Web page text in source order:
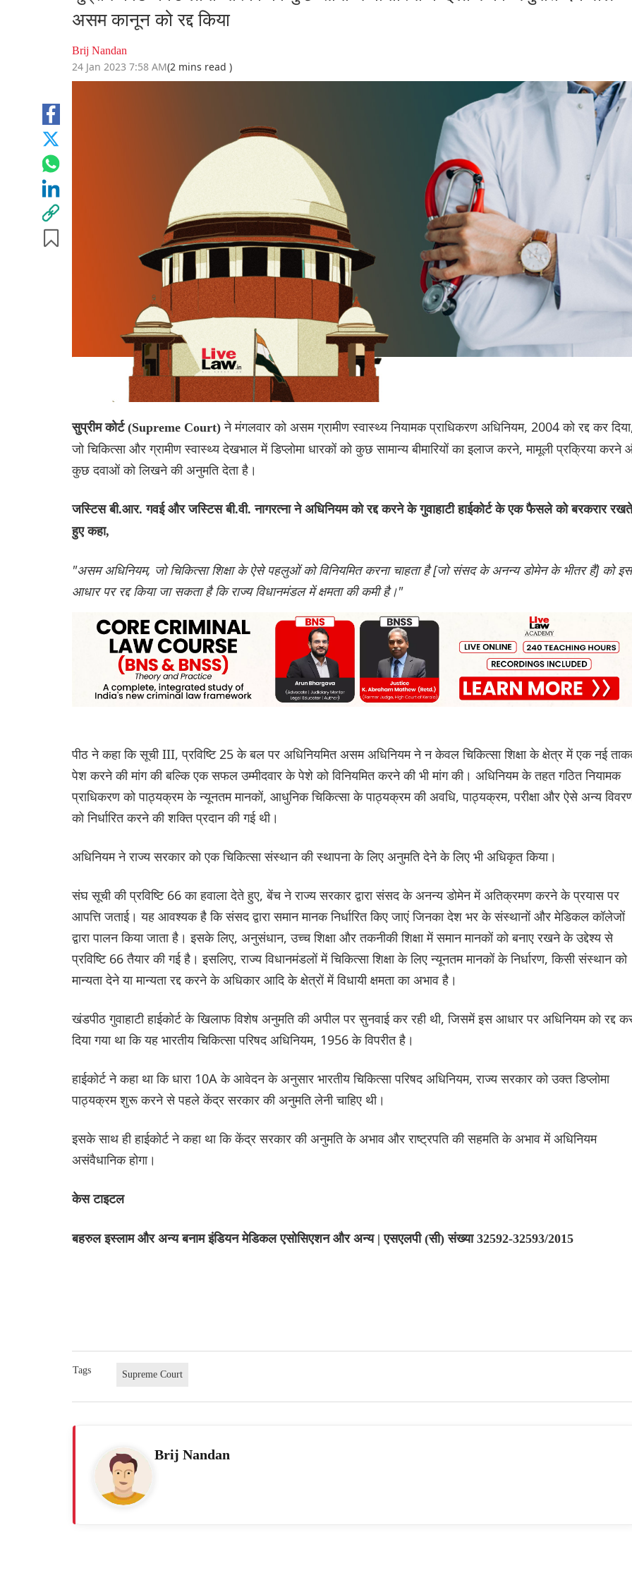
असम कानून को रद्द किया
Brij Nandan
24 Jan 2023 7:58 AM(2 mins read )
सुप्रीम कोर्ट (Supreme Court)ने मंगलवार को असम ग्रामीण स्वास्थ्य नियामक प्राधिकरण अधिनियम, 2004 को रद्द कर
जो चिकित्सा और ग्रामीण स्वास्थ्य देखभाल में डिप्लोमा धारकों को कुछ सामान्य बीमारियों का इलाज करने, मामूली प्रक्रिया करने
कुछ दवाओं को लिखने की अनुमति देता है।
जस्टिस बी.आर. गवई और जस्टिस बी.वी. नागरत्ना ने अधिनियम को रद्द करने के गुवाहाटी हाईकोर्ट के एक फैसले को बरकरार रखते
हुए कहा,
"असम अधिनियम, जो चिकित्सा शिक्षा के ऐसे पहलुओं को विनियमित करना चाहता है [जो संसद के अनन्य डोमेन के भीतर हैं] को इस
आधार पर रद्द किया जा सकता है कि राज्य विधानमंडल में क्षमता की कमी है।"
पीठ ने कहा कि सूची III, प्रविष्टि 25 के बल पर अधिनियमित असम अधिनियम ने न केवल चिकित्सा शिक्षा के क्षेत्र में एक नई
पेश करने की मांग की बल्कि एक सफल उम्मीदवार के पेशे को विनियमित करने की भी मांग की। अधिनियम के तहत गठित नियामक
प्राधिकरण को पाठ्यक्रम के न्यूनतम मानकों, आधुनिक चिकित्सा के पाठ्यक्रम की अवधि, पाठ्यक्रम, परीक्षा और ऐसे अन्य
को निर्धारित करने की शक्ति प्रदान की गई थी।
अधिनियम ने राज्य सरकार को एक चिकित्सा संस्थान की स्थापना के लिए अनुमति देने के लिए भी अधिकृत किया।
संघ सूची की प्रविष्टि 66 का हवाला देते हुए, बेंच ने राज्य सरकार द्वारा संसद के अनन्य डोमेन में अतिक्रमण करने के प्रयास पर
आपत्ति जताई। यह आवश्यक है कि संसद द्वारा समान मानक निर्धारित किए जाएं जिनका देश भर के संस्थानों और मेडिकल कॉलेजों
द्वारा पालन किया जाता है। इसके लिए, अनुसंधान, उच्च शिक्षा और तकनीकी शिक्षा में समान मानकों को बनाए रखने के उद्देश्य से
प्रविष्टि 66 तैयार की गई है। इसलिए, राज्य विधानमंडलों में चिकित्सा शिक्षा के लिए न्यूनतम मानकों के निर्धारण, किसी संस्थान को
मान्यता देने या मान्यता रद्द करने के अधिकार आदि के क्षेत्रों में विधायी क्षमता का अभाव है।
खंडपीठ गुवाहाटी हाईकोर्ट के खिलाफ विशेष अनुमति की अपील पर सुनवाई कर रही थी, जिसमें इस आधार पर अधिनियम को रद्द
दिया गया था कि यह भारतीय चिकित्सा परिषद अधिनियम, 1956 के विपरीत है।
हाईकोर्ट ने कहा था कि धारा 10A के आवेदन के अनुसार भारतीय चिकित्सा परिषद अधिनियम, राज्य सरकार को उक्त डिप्लोमा
पाठ्यक्रम शुरू करने से पहले केंद्र सरकार की अनुमति लेनी चाहिए थी।
इसके साथ ही हाईकोर्ट ने कहा था कि केंद्र सरकार की अनुमति के अभाव और राष्ट्रपति की सहमति के अभाव में अधिनियम
असंवैधानिक होगा।
केस टाइटल
बहरुल इस्लाम और अन्य बनाम इंडियन मेडिकल एसोसिएशन और अन्य | एसएलपी (सी) संख्या 32592-32593/2015
Tags Supreme Court
Brij Nandan